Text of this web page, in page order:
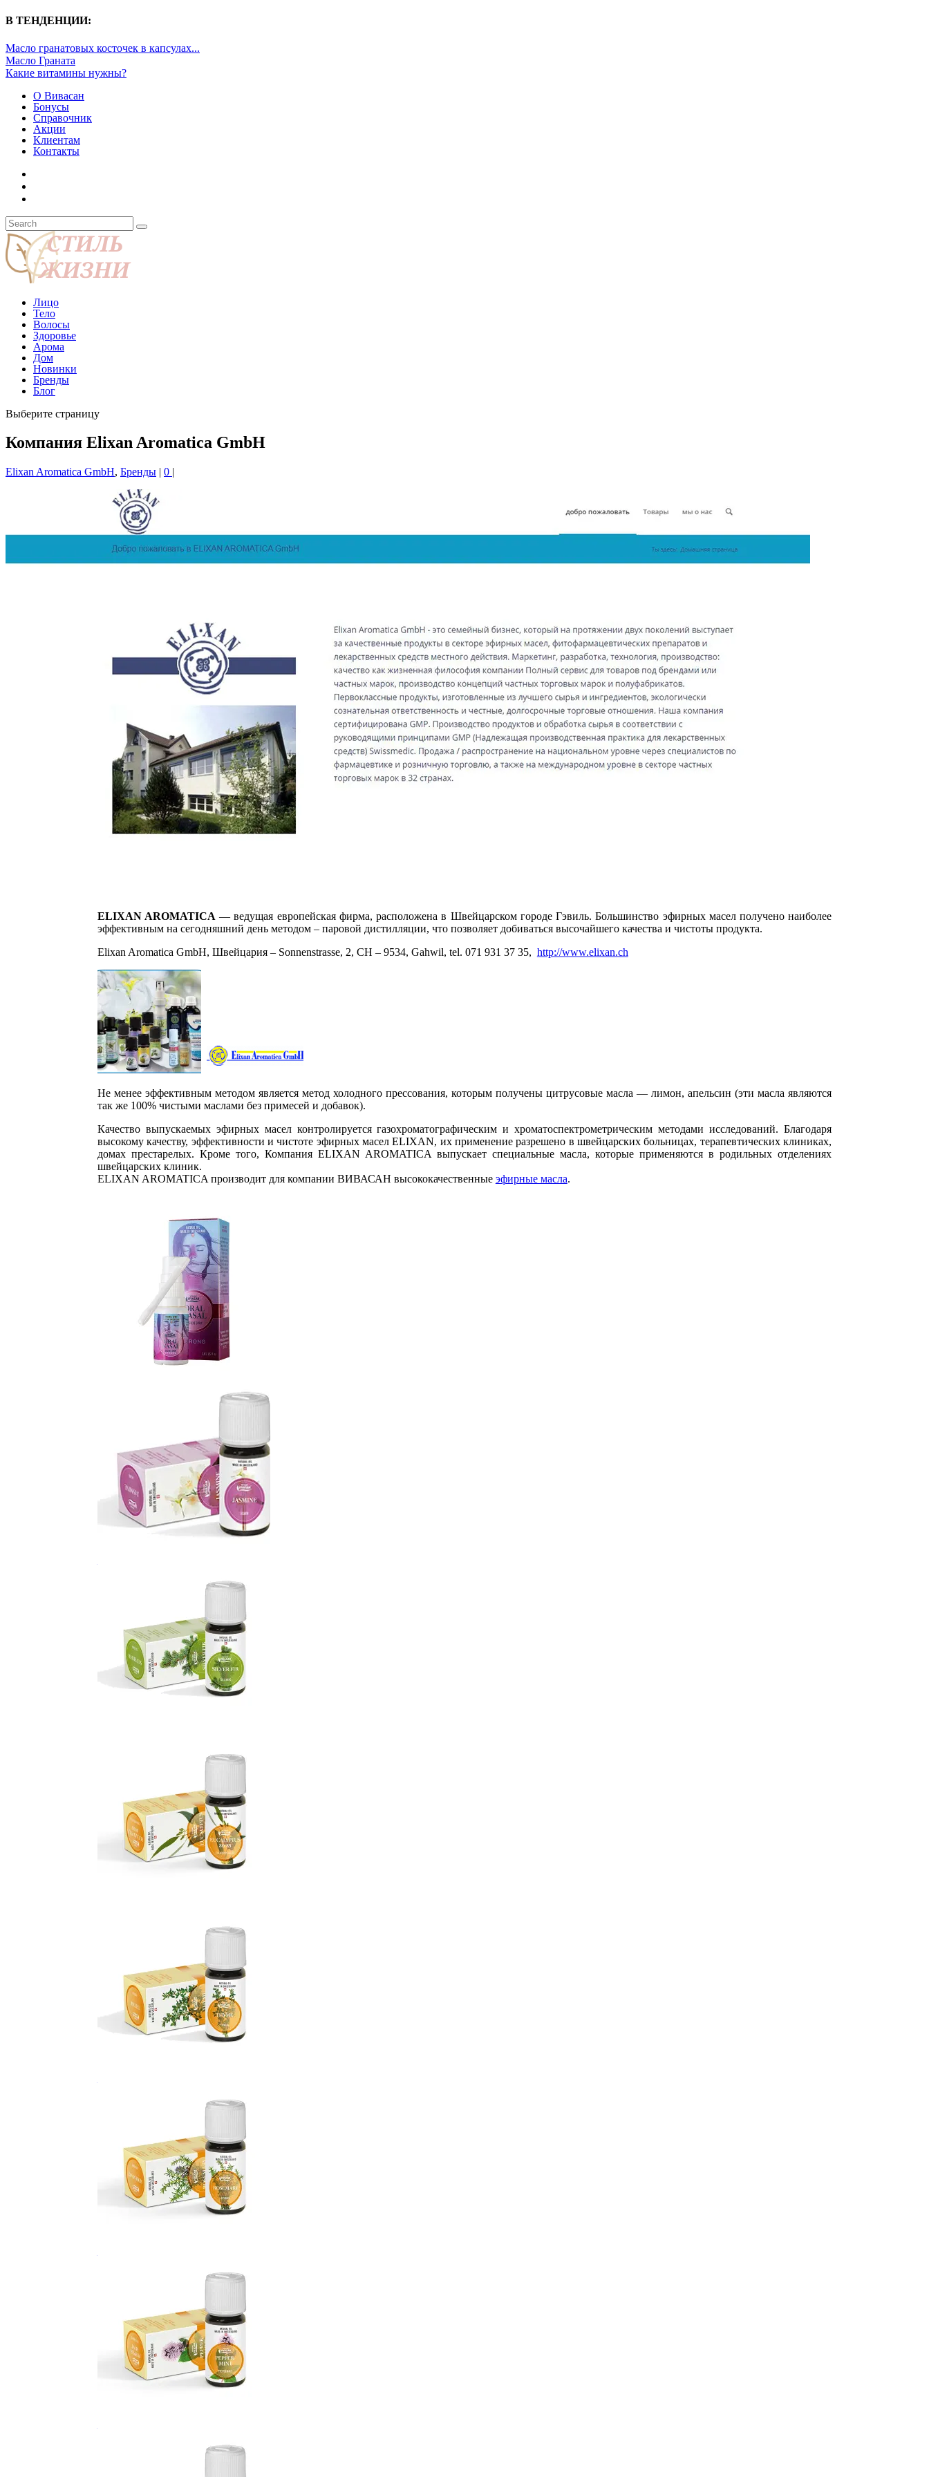
В ТЕНДЕНЦИИ:
Масло гранатовых косточек в капсулах...
Масло Граната
Какие витамины нужны?
О Вивасан
Бонусы
Справочник
Акции
Клиентам
Контакты
Лицо
Тело
Волосы
Здоровье
Арома
Дом
Новинки
Бренды
Блог
Выберите страницу
Компания Elixan Aromatica GmbH
Elixan Aromatica GmbH, Бренды | 0 |
ELIXAN AROMATICA — ведущая европейская фирма, расположена в Швейцарском городе Гэвиль. Большинство эфирных масел получено наиболее
эффективным на сегодняшний день методом – паровой дистилляции, что позволяет добиваться высочайшего качества и чистоты продукта.
Elixan Aromatica GmbH, Швейцария – Sonnenstrasse, 2, CH – 9534, Gahwil, tel. 071 931 37 35, http://www.elixan.ch
Не менее эффективным методом является метод холодного прессования, которым получены цитрусовые масла — лимон, апельсин (эти масла являются
так же 100% чистыми маслами без примесей и добавок).
Качество выпускаемых эфирных масел контролируется газохроматографическим и хроматоспектрометрическим методами исследований. Благодаря
высокому качеству, эффективности и чистоте эфирных масел ELIXAN, их применение разрешено в швейцарских больницах, терапевтических клиниках,
домах престарелых. Кроме того, Компания ELIXAN AROMATICA выпускает специальные масла, которые применяются в родильных отделениях
швейцарских клиник.
ELIXAN AROMATICA производит для компании ВИВАСАН высококачественные эфирные масла.